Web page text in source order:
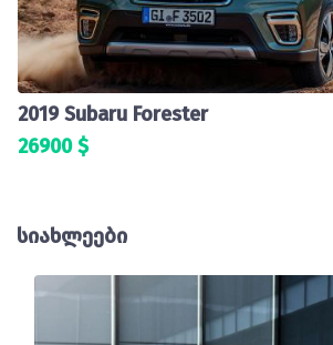
2019 Subaru Forester
26900 $
სიახლეები